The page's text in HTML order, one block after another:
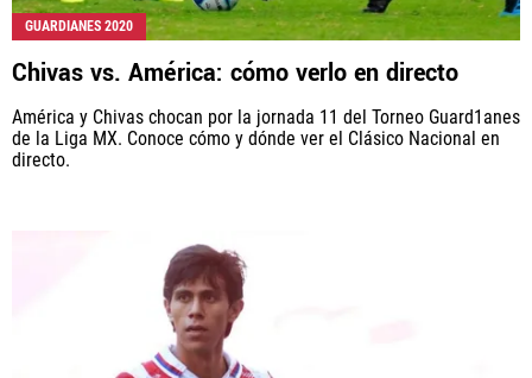
GUARDIANES 2020
Chivas vs. América: cómo verlo en directo
América y Chivas chocan por la jornada 11 del Torneo Guard1anes
de la Liga MX. Conoce cómo y dónde ver el Clásico Nacional en
directo.